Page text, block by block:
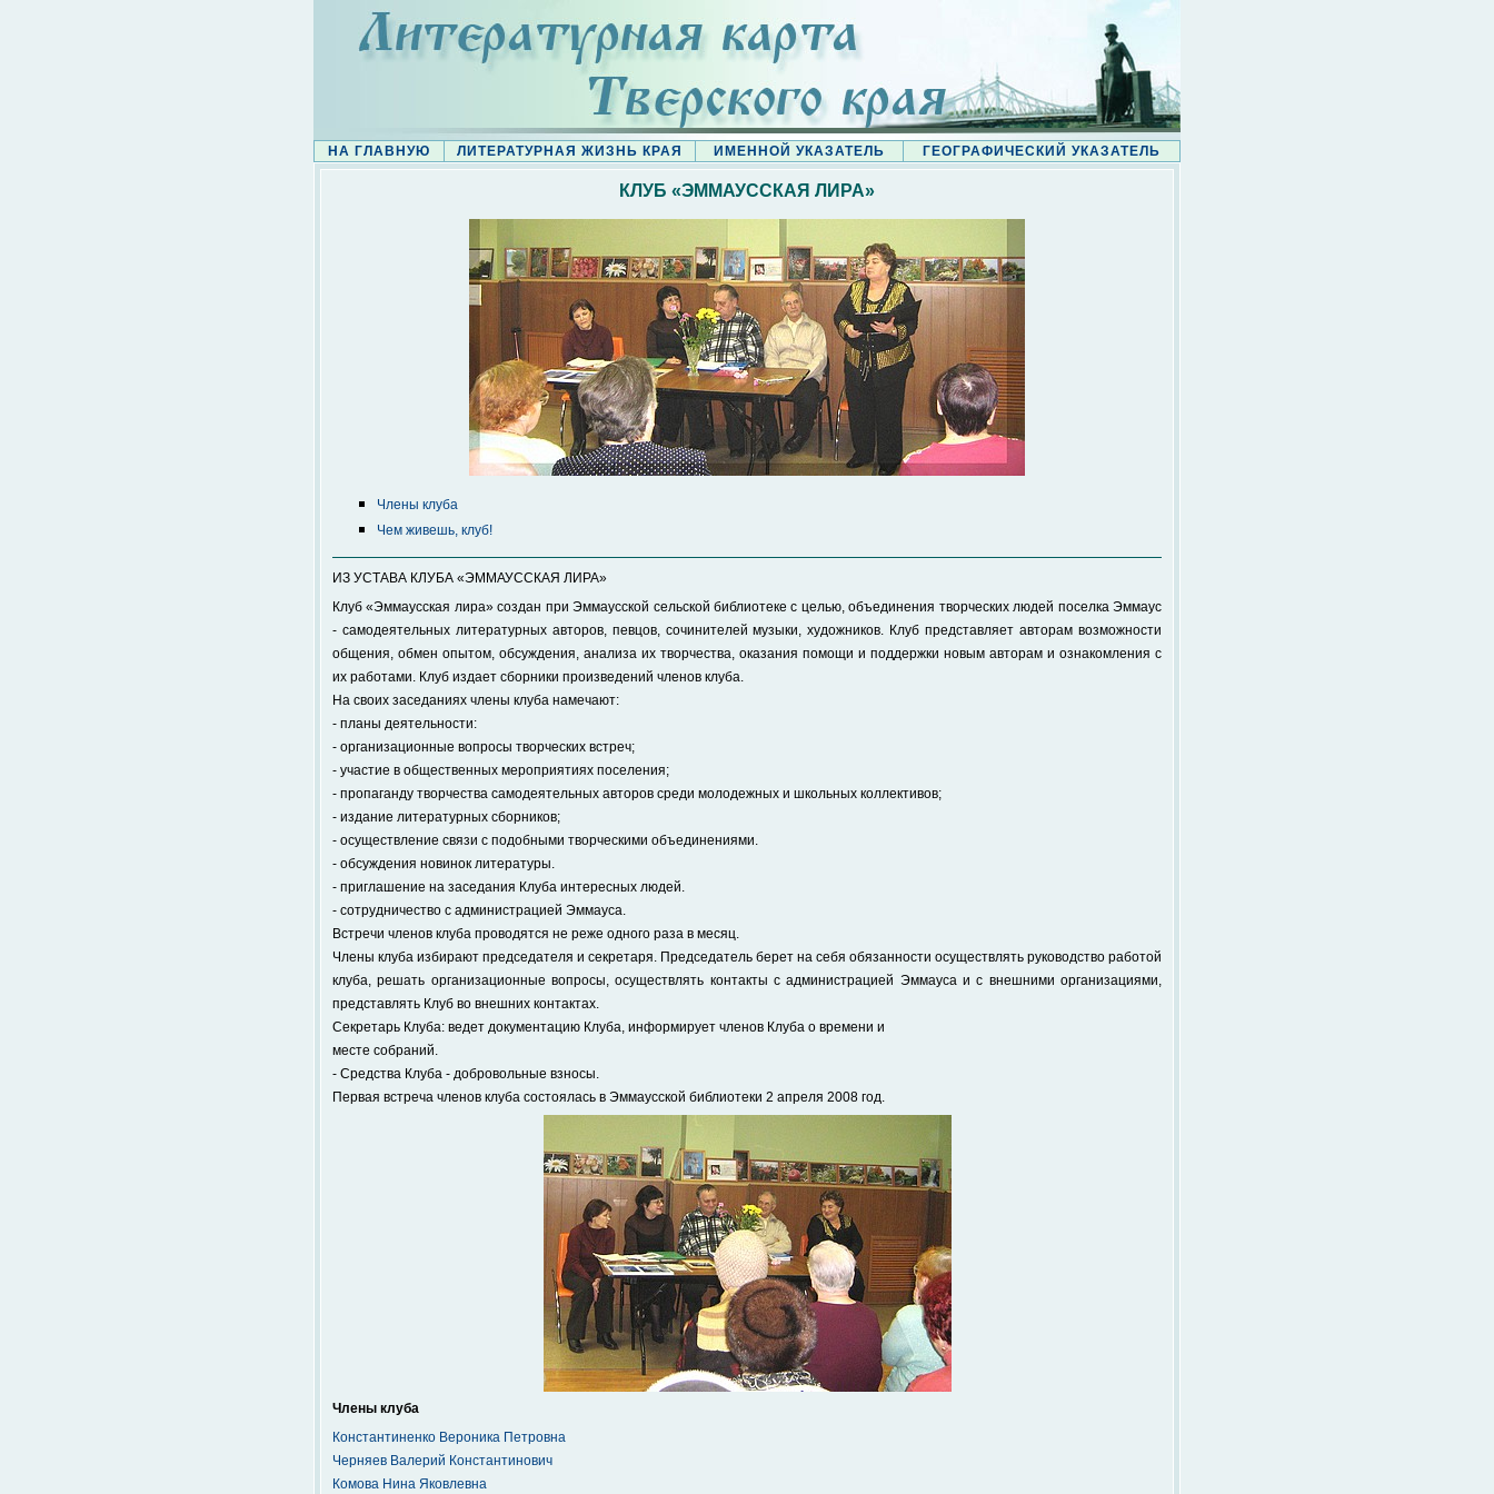
НА ГЛАВНУЮ ЛИТЕРАТУРНАЯ ЖИЗНЬ КРАЯ ИМЕННОЙ УКАЗАТЕЛЬ ГЕОГРАФИЧЕСКИЙ УКАЗАТЕЛЬ
КЛУБ «ЭММАУССКАЯ ЛИРА»
Члены клуба
Чем живешь, клуб!
ИЗ УСТАВА КЛУБА «ЭММАУССКАЯ ЛИРА»
Клуб «Эммаусская лира» создан при Эммаусской сельской библиотеке с целью, объединения творческих людей поселка Эммаус
- самодеятельных литературных авторов, певцов, сочинителей музыки, художников. Клуб представляет авторам возможности
общения, обмен опытом, обсуждения, анализа их творчества, оказания помощи и поддержки новым авторам и ознакомления с
их работами. Клуб издает сборники произведений членов клуба.
На своих заседаниях члены клуба намечают:
- планы деятельности:
- организационные вопросы творческих встреч;
- участие в общественных мероприятиях поселения;
- пропаганду творчества самодеятельных авторов среди молодежных и школьных коллективов;
- издание литературных сборников;
- осуществление связи с подобными творческими объединениями.
- обсуждения новинок литературы.
- приглашение на заседания Клуба интересных людей.
- сотрудничество с администрацией Эммауса.
Встречи членов клуба проводятся не реже одного раза в месяц.
Члены клуба избирают председателя и секретаря. Председатель берет на себя обязанности осуществлять руководство работой
клуба, решать организационные вопросы, осуществлять контакты с администрацией Эммауса и с внешними организациями,
представлять Клуб во внешних контактах.
Секретарь Клуба: ведет документацию Клуба, информирует членов Клуба о времени и
месте собраний.
- Средства Клуба - добровольные взносы.
Первая встреча членов клуба состоялась в Эммаусской библиотеки 2 апреля 2008 год.
Члены клуба
Константиненко Вероника Петровна
Черняев Валерий Константинович
Комова Нина Яковлевна